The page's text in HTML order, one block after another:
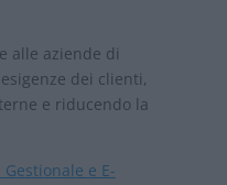
alle aziende di
dei clienti,
e riducendo la
e E-